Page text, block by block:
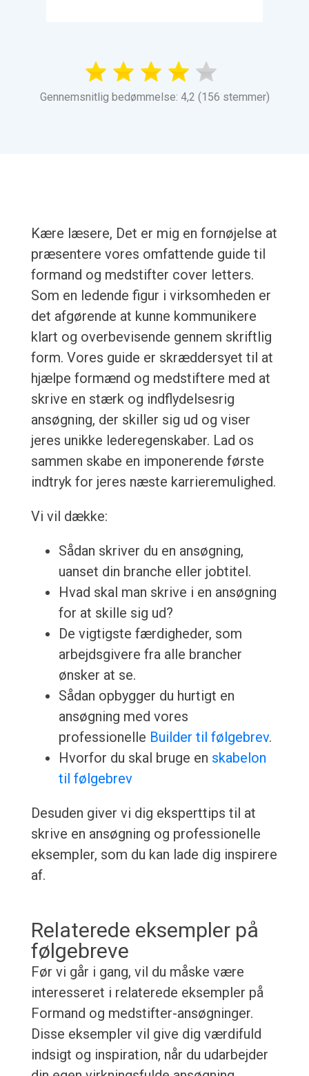
Gennemsnitlig bedømmelse: 4,2 (156 stemmer)
Kære læsere, Det er mig en fornøjelse at
præsentere vores omfattende guide til
formand og medstifter cover letters.
Som en ledende figur i virksomheden er
det afgørende at kunne kommunikere
klart og overbevisende gennem skriftlig
form. Vores guide er skræddersyet til at
hjælpe formænd og medstiftere med at
skrive en stærk og indflydelsesrig
ansøgning, der skiller sig ud og viser
jeres unikke lederegenskaber. Lad os
sammen skabe en imponerende første
indtryk for jeres næste karrieremulighed.
Vi vil dække:
Sådan skriver du en ansøgning,
uanset din branche eller jobtitel.
Hvad skal man skrive i en ansøgning
for at skille sig ud?
De vigtigste færdigheder, som
arbejdsgivere fra alle brancher
ønsker at se.
Sådan opbygger du hurtigt en
ansøgning med vores
professionelle Builder til følgebrev.
Hvorfor du skal bruge en skabelon
til følgebrev
Desuden giver vi dig eksperttips til at
skrive en ansøgning og professionelle
eksempler, som du kan lade dig inspirere
af.
Relaterede eksempler på
følgebreve
Før vi går i gang, vil du måske være
interesseret i relaterede eksempler på
Formand og medstifter-ansøgninger.
Disse eksempler vil give dig værdifuld
indsigt og inspiration, når du udarbejder